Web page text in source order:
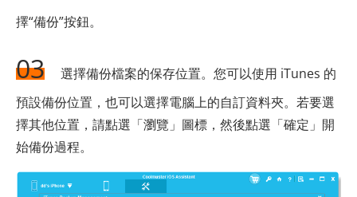
擇“備份”按鈕。
03
選擇備份檔案的保存位置。您可以使用 iTunes 的
預設備份位置，也可以選擇電腦上的自訂資料夾。若要選
擇其他位置，請點選「瀏覽」圖標，然後點選「確定」開
始備份過程。